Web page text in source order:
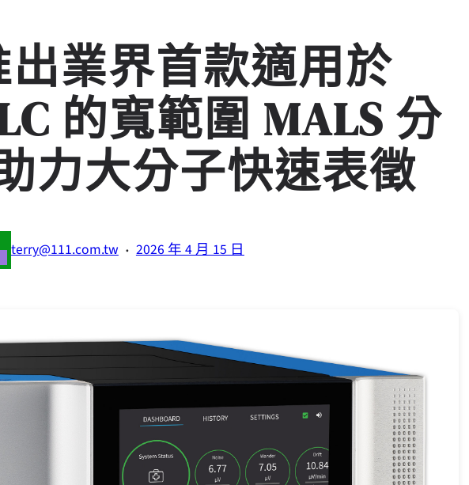
業界首款適用於
的寬範圍 MALS 分
力大分子快速表徵
terry@111.com.tw · 2026 年 4 月 15 日